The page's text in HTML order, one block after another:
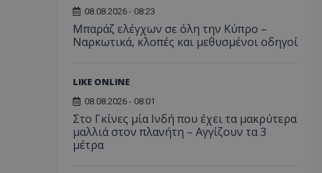
08.08.2026 - 08:23
Μπαράζ ελέγχων σε όλη την Κύπρο –
Ναρκωτικά, κλοπές και μεθυσμένοι οδηγοί
LIKE ONLINE
08.08.2026 - 08:01
Στο Γκίνες μία Ινδή που έχει τα μακρύτερα
μαλλιά στον πλανήτη – Αγγίζουν τα 3
μέτρα